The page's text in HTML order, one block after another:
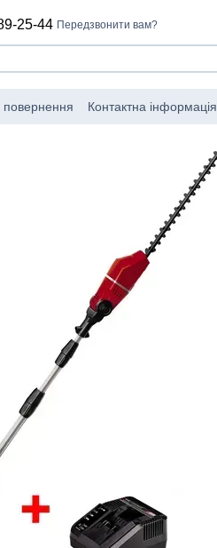
25-44 Передзвонити вам?
повернення Контактна інформація